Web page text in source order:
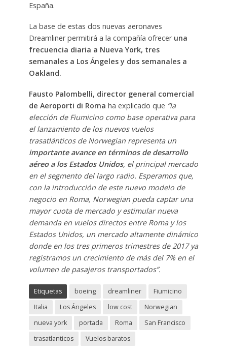
España.
La base de estas dos nuevas aeronaves
Dreamliner permitirá a la compañía ofreceruna
frecuencia diaria a Nueva York, tres
semanales a Los Ángeles y dos semanales a
Oakland.
Fausto Palombelli, director general comercial
de Aeroporti di Roma ha explicado que “la
elección de Fiumicino como base operativa para
el lanzamiento de los nuevos vuelos
trasatlánticos de Norwegian representa un
importante avance en términos de desarrollo
aéreo a los Estados Unidos, el principal mercado
en el segmento del largo radio. Esperamos que,
con la introducción de este nuevo modelo de
negocio en Roma, Norwegian pueda captar una
mayor cuota de mercado y estimular nueva
demanda en vuelos directos entre Roma y los
Estados Unidos, un mercado altamente dinámico
donde en los tres primeros trimestres de 2017 ya
registramos un crecimiento de más del 7% en el
volumen de pasajeros transportados”.
Etiquetas boeing dreamliner
Fiumicino
Italia
Los Ángeles low cost
Norwegian
nueva york
portada Roma
San Francisco
trasatlanticos
Vuelos baratos